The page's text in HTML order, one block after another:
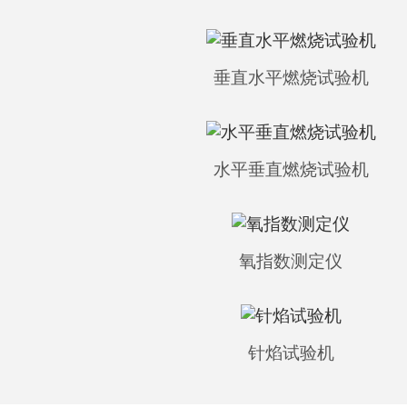
垂直水平燃烧试验机
水平垂直燃烧试验机
氧指数测定仪
针焰试验机